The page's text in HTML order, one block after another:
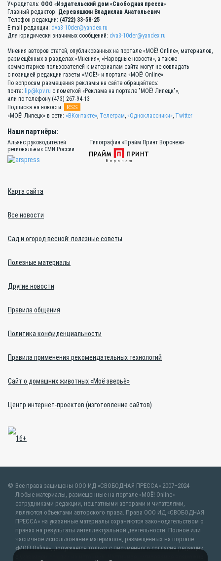
Учредитель: ООО «Издательский дом «Свободная пресса»
Главный редактор: Деревяшкин Владислав Анатольевич
Телефон редакции: (4722) 33-58-25
E-mail редакции: dva3-10der@yandex.ru
Для юридически значимых сообщений: dva3-10der@yandex.ru
Мнения авторов статей, опубликованных на портале «МОЁ! Online», материалов,
размещённых в разделах «Мнения», «Народные новости», а также
комментариев пользователей к материалам сайта могут не совпадать
с позицией редакции газеты «МОЁ!» и портала «МОЁ! Online».
По вопросам размещения рекламы на сайте обращайтесь:
почта: lip@kpv.ru с пометкой «Реклама на портале "МОЁ! Липецк"»,
или по телефону (473) 267-94-13
Подписка на новости:
RSS
«МОЁ! Липецк» в сети: «ВКонтакте», Телеграм, «Одноклассники», Twitter
Наши партнёры:
Альянс руководителей
региональных СМИ России
Типография «Прайм Принт Воронеж»
Карта сайта
Все новости
Сад и огород весной: полезные советы
Полезные материалы
Другие новости
Правила общения
Политика конфиденциальности
Правила применения рекомендательных технологий
Сайт о домашних животных «Моё зверьё»
Центр интернет-проектов (изготовление сайтов)
Все права защищены ООО ИД «СВОБОДНАЯ ПРЕССА» 2007–2024
Любые материалы, размещенные на портале «МОЁ! Online»
сотрудниками редакции, нештатными авторами и читателями,
являются объектами авторского права. Права ООО ИД «СВОБОДНАЯ
ПРЕССА» на указанные материалы охраняются законодательством о
правах на результаты интеллектуальной деятельности. Полное или
частичное использование материалов, размещенных на портале
«МОЁ! Online», допускается только с письменного согласия редакции